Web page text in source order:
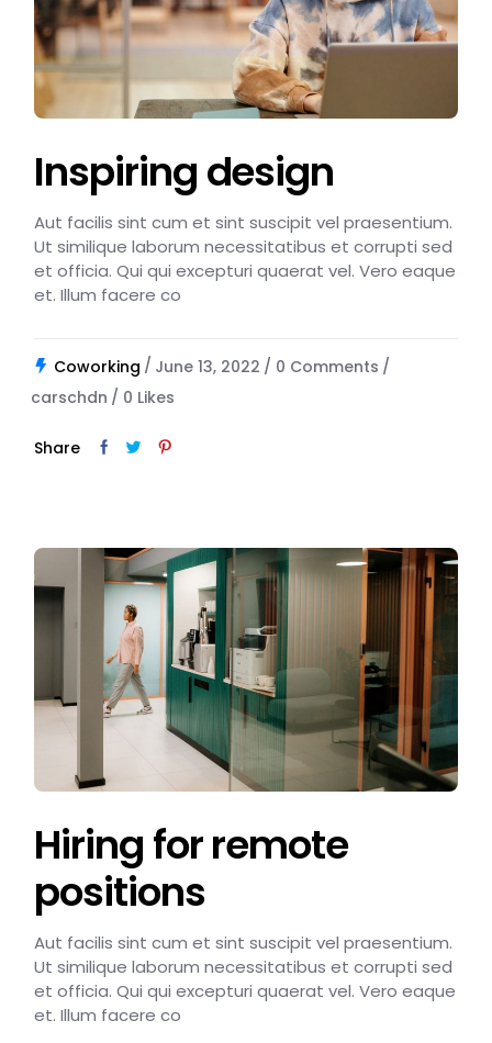
Inspiring design
Aut facilis sint cum et sint suscipit vel praesentium.
Ut similique laborum necessitatibus et corrupti sed
et officia. Qui qui excepturi quaerat vel. Vero eaque
et. Illum facere co
Coworking June 13, 2022
0 Comments
carschdn
0 Likes
Share
Hiring for remote
positions
Aut facilis sint cum et sint suscipit vel praesentium.
Ut similique laborum necessitatibus et corrupti sed
et officia. Qui qui excepturi quaerat vel. Vero eaque
et. Illum facere co